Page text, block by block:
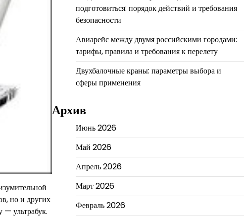
но и других
ультрабук.
подготовиться: порядок действий и требования
безопасности
Авиарейс между двумя российскими городами:
тарифы, правила и требования к перелету
Двухбалочные краны: параметры выбора и
сферы применения
Архив
Июнь 2026
Май 2026
Апрель 2026
Март 2026
Февраль 2026